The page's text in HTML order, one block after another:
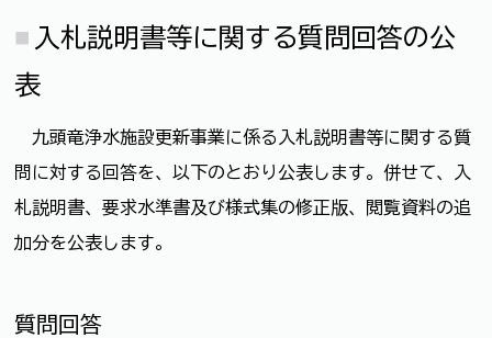
入札説明書等に関する質問回答の公
表
九頭竜浄水施設更新事業に係る入札説明書等に関する質
問に対する回答を、以下のとおり公表します。併せて、入
札説明書、要求水準書及び様式集の修正版、閲覧資料の追
加分を公表します。
質問回答